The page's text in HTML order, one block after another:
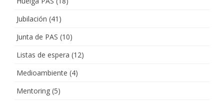
Jubilación (41)
Junta de PAS (10)
Listas de espera (12)
Medioambiente (4)
Mentoring (5)